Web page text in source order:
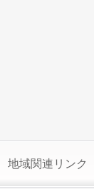
地域関連リンク